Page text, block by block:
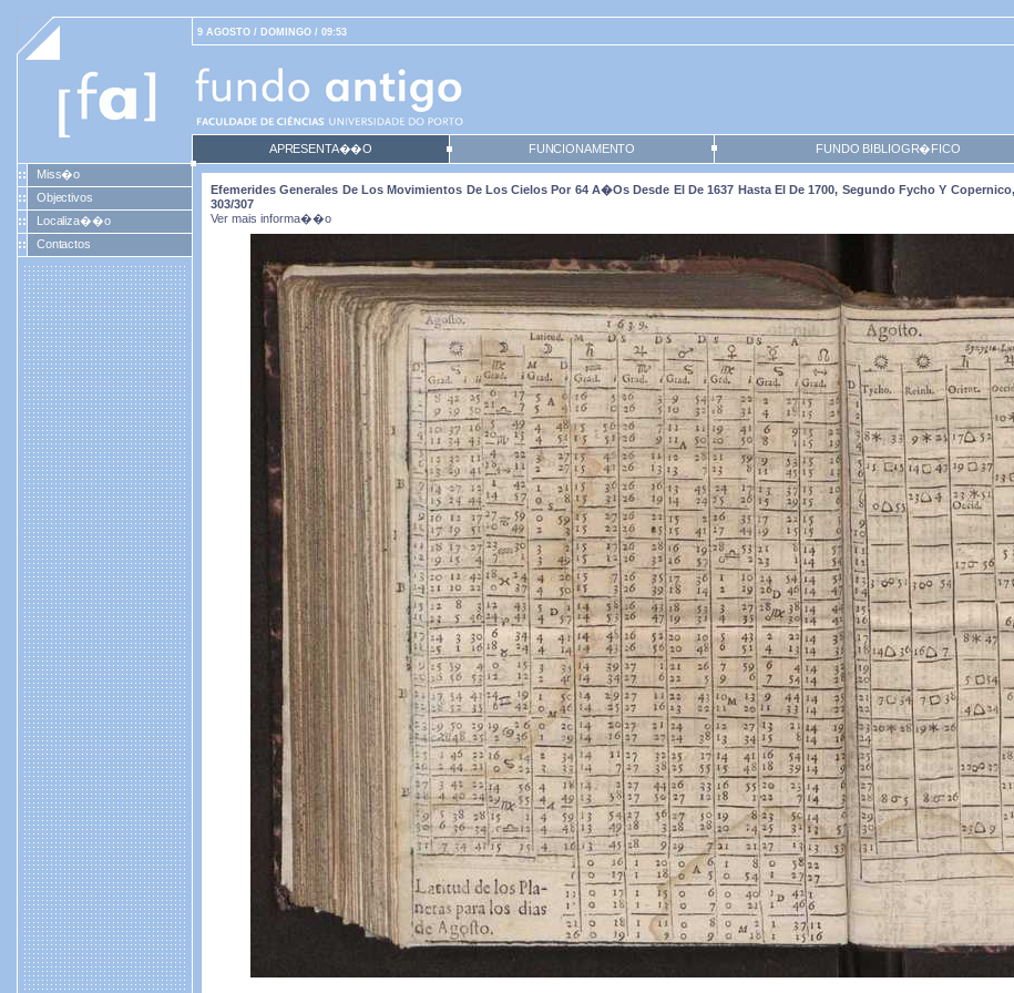
9 AGOSTO / DOMINGO / 09:53
APRESENTA��O FUNCIONAMENTO FUNDO BIBLIOGR�FICO
Miss�o
Objectivos
Localiza��o
Contactos
Efemerides Generales De Los Movimientos De Los Cielos Por 64 A�os Desde El De 1637 Hasta El De 1700, Segundo Fycho Y
303/307
Ver mais informa��o